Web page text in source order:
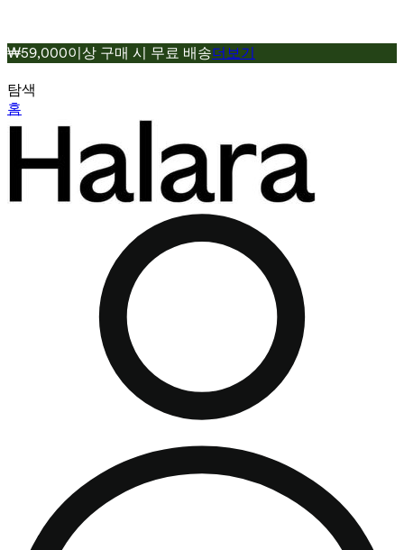
₩59,000이상 구매 시 무료 배송더보기
탐색
홈